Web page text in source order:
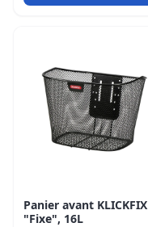
Panier avant KLICKFIX
"Fixe", 16L